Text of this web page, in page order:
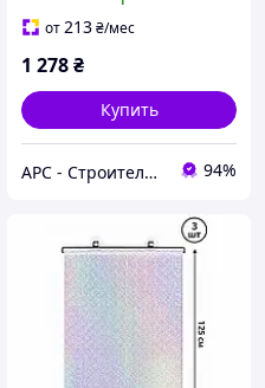
от213₴/мес
1 278₴
Купить
АРС - Строительный интернет-гипермаркет 94%